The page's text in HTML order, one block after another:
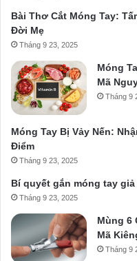
Bài Thơ Cắt Móng Tay:
Đời Mẹ
Tháng 9 23, 2025
Móng
Mã
Tháng 9
Móng Tay Bị Vảy Nến:
Điểm
Tháng 9 23, 2025
Bí quyết gắn móng tay
Tháng 9 23, 2025
Mùng 6
Mã
Tháng 9